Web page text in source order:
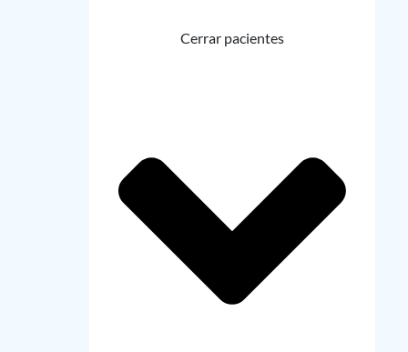
Cerrar pacientes